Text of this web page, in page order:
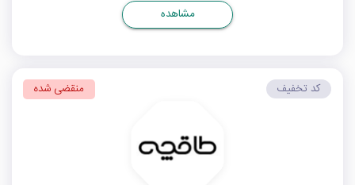
مشاهده
کد تخفیف منقضی شده